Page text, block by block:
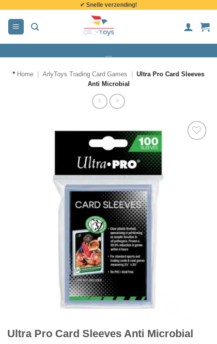
inhoud
✔ Snelle verzending!
* Home ArlyToys Trading Card Games
Ultra Pro Card Sleeves
Anti Microbial
Ultra Pro Card Sleeves Anti Microbial